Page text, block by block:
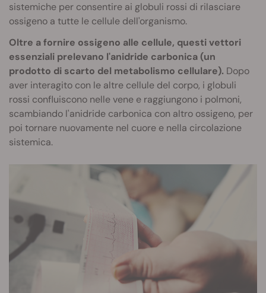
sistemiche per consentire ai globuli rossi di rilasciare
ossigeno a tutte le cellule dell'organismo.
Oltre a fornire ossigeno alle cellule, questi vettori
essenziali prelevano l'anidride carbonica (un
prodotto di scarto del metabolismo cellulare). Dopo
aver interagito con le altre cellule del corpo, i globuli
rossi confluiscono nelle vene e raggiungono i polmoni,
scambiando l'anidride carbonica con altro ossigeno, per
poi tornare nuovamente nel cuore e nella circolazione
sistemica.